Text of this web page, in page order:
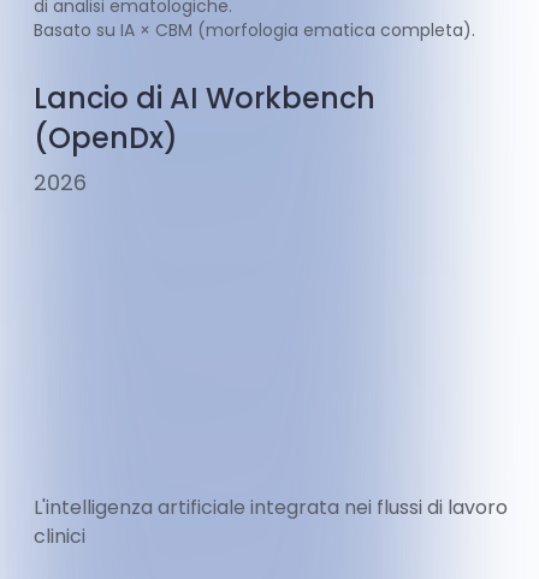
di analisi ematologiche.
Basato su IA × CBM (morfologia ematica completa).
Lancio di AI Workbench
(OpenDx)
2026
L'intelligenza artificiale integrata nei flussi di lavoro
clinici